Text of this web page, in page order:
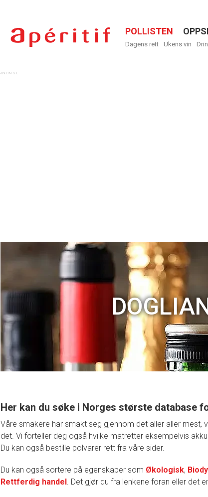
Menu
POLLISTEN
Dagens rett Ukens vin
Her kan du søke i Norges største database
Våre smakere har smakt seg gjennom det aller aller mest,
det. Vi forteller deg også hvilke matretter eksempelvis
Du kan også bestille polvarer rett fra våre sider.
Du kan også sortere på egenskaper som Økologisk,
Rettferdig handel. Det gjør du fra lenkene foran eller det